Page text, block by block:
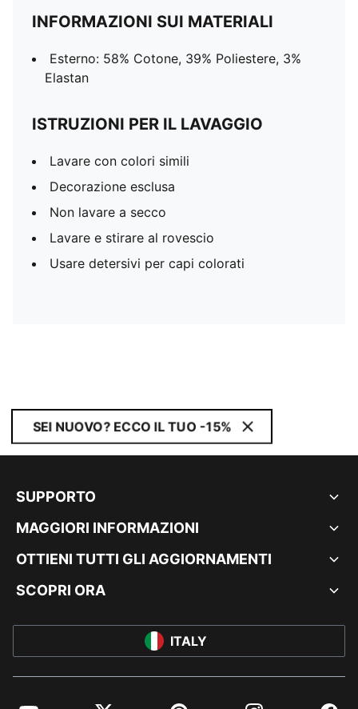
INFORMAZIONI SUI MATERIALI
Esterno: 58% Cotone, 39% Poliestere, 3%
Elastan
ISTRUZIONI PER IL LAVAGGIO
Lavare con colori simili
Decorazione esclusa
Non lavare a secco
Lavare e stirare al rovescio
Usare detersivi per capi colorati
SEI NUOVO? ECCO IL TUO -15%
SUPPORTO
MAGGIORI INFORMAZIONI
OTTIENI TUTTI GLI AGGIORNAMENTI
SCOPRI ORA
ITALY